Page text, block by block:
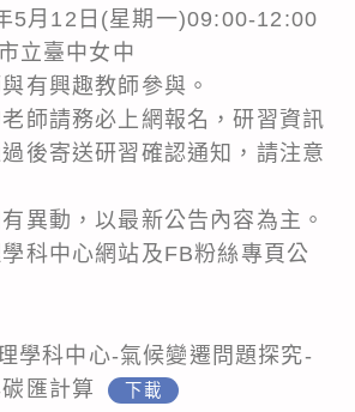
5月12日(星期一)09:00-12:00
立臺中女中
有興趣教師參與。
師請務必上網報名，研習資訊
後寄送研習確認通知，請注意
異動，以最新公告內容為主。
科中心網站及FB粉絲專頁公
學科中心-氣候變遷問題探究-
匯計算
下載